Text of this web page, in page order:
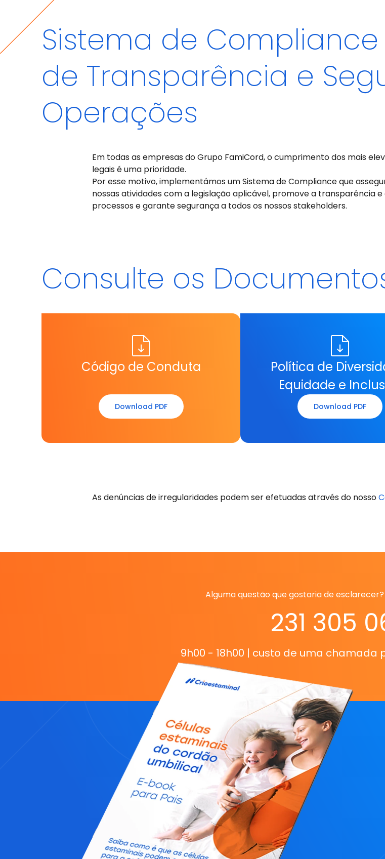
Sistema de
de Transparência e
Operações
Em todas as empresas do Grupo FamiCord, o cumprimento dos mais
legais é uma prioridade.
Por esse motivo, implementámos um Sistema de Compliance que
nossas atividades com a legislação aplicável, promove a transparência e
processos e garante segurança a todos os nossos stakeholders.
Consulte os
Código de Conduta
Download PDF
Política de
Equidade e
Download PDF
As denúncias de irregularidades podem ser efetuadas através do nosso
Alguma questão que gostaria de
231 305
9h00 - 18h00 | custo de uma chamada